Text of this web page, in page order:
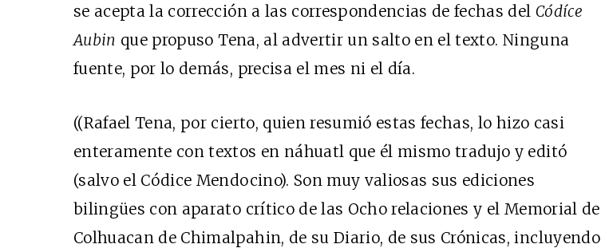
se acepta la corrección a las correspondencias de fechas del Códíce
Aubin que propuso Tena, al advertir un salto en el texto. Ninguna
fuente, por lo demás, precisa el mes ni el día.
((Rafael Tena, por cierto, quien resumió estas fechas, lo hizo casi
enteramente con textos en náhuatl que él mismo tradujo y editó
(salvo el Códice Mendocino). Son muy valiosas sus ediciones
bilingües con aparato crítico de las Ocho relaciones y el Memorial de
Colhuacan de Chimalpahin, de su Diario, de sus Crónicas, incluyendo